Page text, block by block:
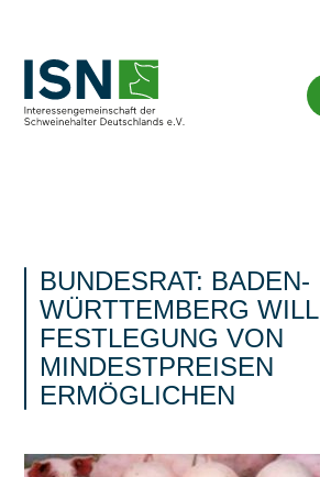
BUNDESRAT: BADEN-
WÜRTTEMBERG WILL
FESTLEGUNG VON
MINDESTPREISEN
ERMÖGLICHEN